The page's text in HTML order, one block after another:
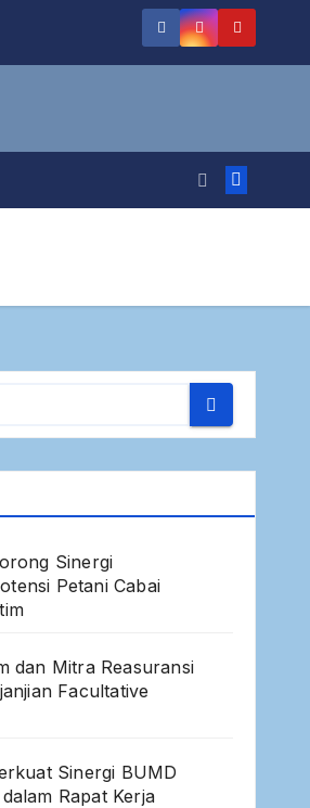
Sinergi
Petani Cabai
dan Mitra Reasuransi
Facultative
Sinergi BUMD
Rapat Kerja